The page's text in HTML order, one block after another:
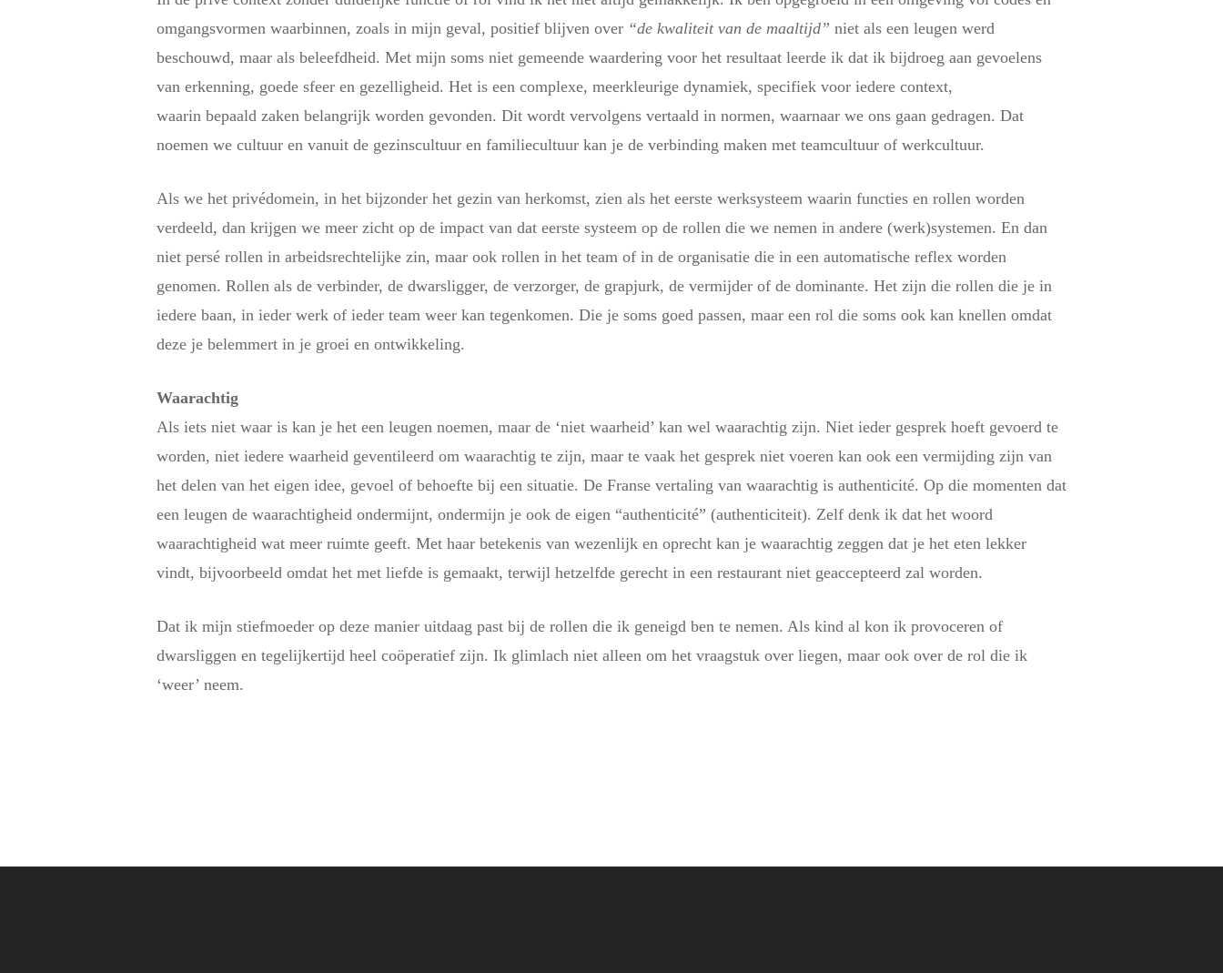
omgangsvormen waarbinnen, zoals in mijn geval, positief blijven over “de kwaliteit van de maaltijd” niet als een leugen werd
beschouwd, maar als beleefdheid. Met mijn soms niet gemeende waardering voor het resultaat leerde ik dat ik bijdroeg aan gevoelens
van erkenning, goede sfeer en gezelligheid. Het is een complexe, meerkleurige dynamiek, specifiek voor iedere context,
waarin bepaald zaken belangrijk worden gevonden. Dit wordt vervolgens vertaald in normen, waarnaar we ons gaan gedragen. Dat
noemen we cultuur en vanuit de gezinscultuur en familiecultuur kan je de verbinding maken met teamcultuur of werkcultuur.
Als we het privédomein, in het bijzonder het gezin van herkomst, zien als het eerste werksysteem waarin functies en rollen worden
verdeeld, dan krijgen we meer zicht op de impact van dat eerste systeem op de rollen die we nemen in andere (werk)systemen. En dan
niet persé rollen in arbeidsrechtelijke zin, maar ook rollen in het team of in de organisatie die in een automatische reflex worden
genomen. Rollen als de verbinder, de dwarsligger, de verzorger, de grapjurk, de vermijder of de dominante. Het zijn die rollen die je in
iedere baan, in ieder werk of ieder team weer kan tegenkomen. Die je soms goed passen, maar een rol die soms ook kan knellen omdat
deze je belemmert in je groei en ontwikkeling.
Waarachtig
Als iets niet waar is kan je het een leugen noemen, maar de ‘niet waarheid’ kan wel waarachtig zijn. Niet ieder gesprek hoeft gevoerd te
worden, niet iedere waarheid geventileerd om waarachtig te zijn, maar te vaak het gesprek niet voeren kan ook een vermijding zijn van
het delen van het eigen idee, gevoel of behoefte bij een situatie. De Franse vertaling van waarachtig is authenticité. Op die momenten dat
een leugen de waarachtigheid ondermijnt, ondermijn je ook de eigen “authenticité” (authenticiteit). Zelf denk ik dat het woord
waarachtigheid wat meer ruimte geeft. Met haar betekenis van wezenlijk en oprecht kan je waarachtig zeggen dat je het eten lekker
vindt, bijvoorbeeld omdat het met liefde is gemaakt, terwijl hetzelfde gerecht in een restaurant niet geaccepteerd zal worden.
Dat ik mijn stiefmoeder op deze manier uitdaag past bij de rollen die ik geneigd ben te nemen. Als kind al kon ik provoceren of
dwarsliggen en tegelijkertijd heel coöperatief zijn. Ik glimlach niet alleen om het vraagstuk over liegen, maar ook over de rol die ik
‘weer’ neem.